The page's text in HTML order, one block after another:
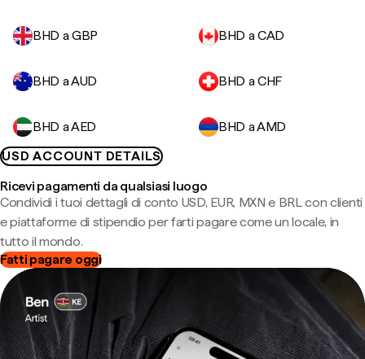
BHD a GBP BHD a CAD
BHD a AUD BHD a CHF
BHD a AED
BHD a AMD
USD ACCOUNT DETAILS
Ricevi pagamenti da qualsiasi luogo
Condividi i tuoi dettagli di conto USD, EUR, MXN e BRL con clienti
e piattaforme di stipendio per farti pagare come un locale, in
tutto il mondo.
Fatti pagare oggi